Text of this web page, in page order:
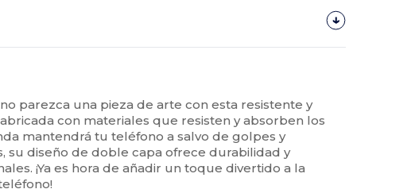
parezca una pieza de arte con esta resistente y
con materiales que resisten y absorben los
mantendrá tu teléfono a salvo de golpes y
su diseño de doble capa ofrece durabilidad y
¡Ya es hora de añadir un toque divertido a la